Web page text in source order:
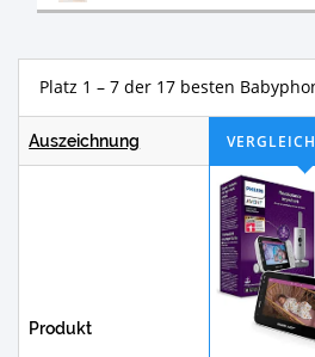
Nomi HochstühleTest
Tragbare
Holz LaufgitterTest
Babyfläschchenbereiter
Platz 1 –
Auszeichnung
Produkt